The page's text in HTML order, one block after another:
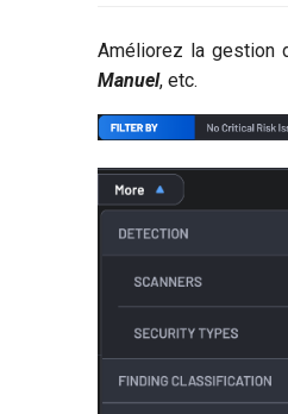
Améliorez la gestion
Manuel, etc.